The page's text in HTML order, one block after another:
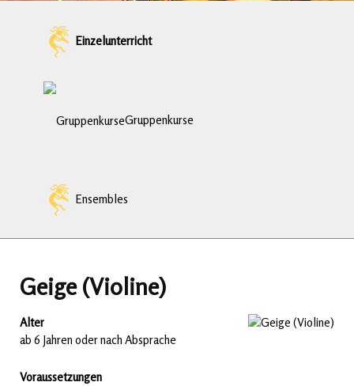
Einzelunterricht
Gruppenkurse
Ensembles
Geige (Violine)
Alter
ab 6 Jahren oder nach Absprache
Voraussetzungen